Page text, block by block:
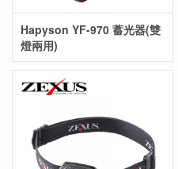
Hapyson YF-970 蓄光器(雙
燈兩用)